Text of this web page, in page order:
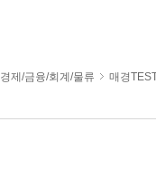
경제/금융/회계/물류 매경